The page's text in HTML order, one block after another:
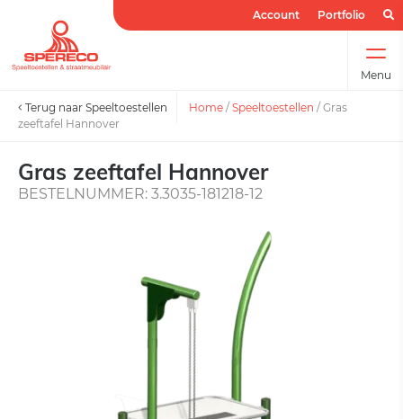
Account Portfolio
Menu
Terug naar Speeltoestellen Home / Speeltoestellen / Gras
zeeftafel Hannover
Gras zeeftafel Hannover
BESTELNUMMER: 3.3035-181218-12